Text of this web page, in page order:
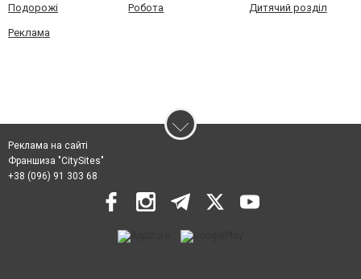
Подорожі Робота Дитячий розділ
Реклама
Реклама на сайті
Франшиза "CitySites"
+38 (096) 91 303 68